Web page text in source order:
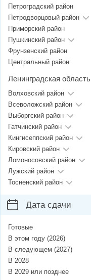
Петроградский район
Петродворцовый район
Приморский район
Пушкинский район
Фрунзенский район
Центральный район
Ленинградская область
Волховский район
Всеволожский район
Выборгский район
Гатчинский район
Кингисеппский район
Кировский район
Ломоносовский район
Лужский район
Тосненский район
Дата сдачи
Готовые
В этом году (2026)
В следующем (2027)
В 2028
В 2029 или позднее